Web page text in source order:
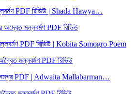
PDF রিভিউ | Shada Hawya…
PDF রিভিউ | Kobita Somogro Poem
PDF | Adwaita Mallabarman…